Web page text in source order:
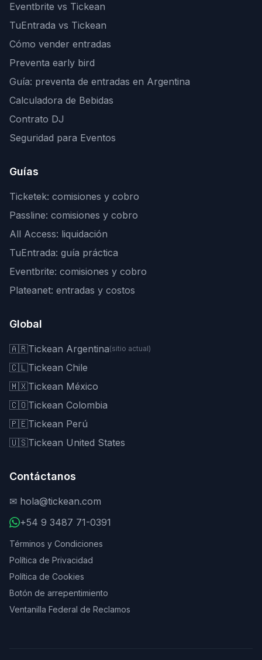
Eventbrite vs Tickean
TuEntrada vs Tickean
Cómo vender entradas
Preventa early bird
Guía: preventa de entradas en Argentina
Calculadora de Bebidas
Contrato DJ
Seguridad para Eventos
Guías
Ticketek: comisiones y cobro
Passline: comisiones y cobro
All Access: liquidación
TuEntrada: guía práctica
Eventbrite: comisiones y cobro
Plateanet: entradas y costos
Global
🇦🇷Tickean Argentina(sitio actual)
🇨🇱Tickean Chile
🇲🇽Tickean México
🇨🇴Tickean Colombia
🇵🇪Tickean Perú
🇺🇸Tickean United States
Contáctanos
✉ hola@tickean.com
+54 9 3487 71-0391
Términos y Condiciones
Política de Privacidad
Política de Cookies
Botón de arrepentimiento
Ventanilla Federal de Reclamos